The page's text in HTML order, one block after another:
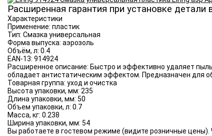
Расширенная гарантия при установке детали
Характеристики
Применение: пластик
Тип: Смазка универсальная
Форма выпуска: аэрозоль
Объём, л: 0.4
EAN-13: 914924
Расширенное описание: Быстро и эффективно удаляет
обладает антистатическим эффектом. Предназначен для
Товарная группа: уход и очистка
Высота упаковки, мм: 235
Длина упаковки, мм: 50
Объем упаковки, л: 0.7
Масса, кг: 0.238
Ширина упаковки, мм: 54
Вы работаете в гостевом режиме (видите розничные